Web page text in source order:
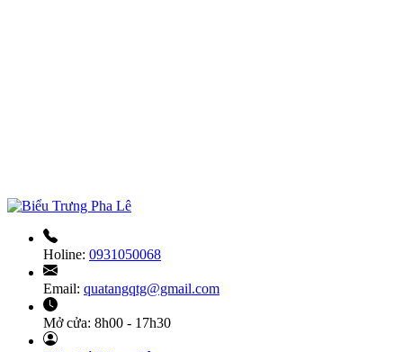
Holine: 0931050068
Email: quatangqtg@gmail.com
Mở cửa: 8h00 - 17h30